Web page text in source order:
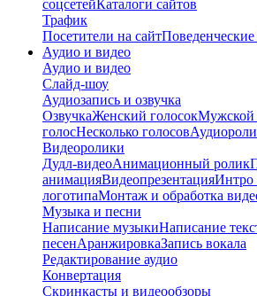
соцсетейКаталоги сайтов
Трафик
Посетители на сайт
Аудио и видео
Аудио и видео
Слайд-шоу
Аудиозапись и озвучка
ОзвучкаЖенский голосокМужской
голосНесколько голосов
Видеоролики
Дудл-видеоАнимационный ролик
анимацияВидеопрезентацияИнтро
логотипаМонтаж и обработка
Музыка и песни
Написание музыкиНаписание
песенАранжировкаЗапись вокала
Редактирование аудио
Конвертация
Скринкасты и видеообзоры